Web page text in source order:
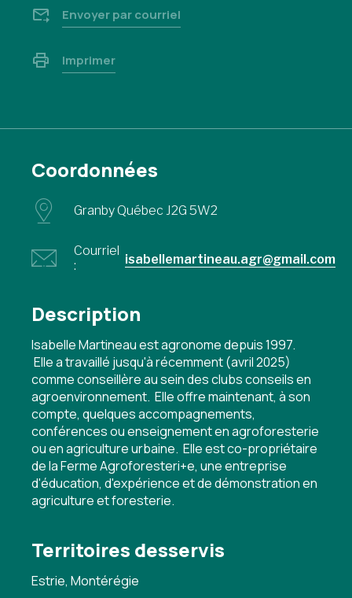
Envoyer par courriel
Imprimer
Coordonnées
Granby Québec J2G 5W2
Courriel
:
isabellemartineau.agr@gmail.com
Description
Isabelle Martineau est agronome depuis 1997.
Elle a travaillé jusqu'à récemment (avril 2025)
comme conseillère au sein des clubs conseils en
agroenvironnement. Elle offre maintenant, à son
compte, quelques accompagnements,
conférences ou enseignement en agroforesterie
ou en agriculture urbaine. Elle est co-propriétaire
de la Ferme Agroforesteri+e, une entreprise
d'éducation, d'expérience et de démonstration en
agriculture et foresterie.
Territoires desservis
Estrie, Montérégie